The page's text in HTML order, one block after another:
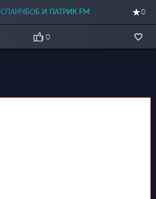
СПАНЧБОБ И ПАТРИК FM 0
0